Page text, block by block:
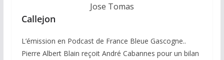
Jose Tomas
Callejon
L’émission en Podcast de France Bleue Gascogne..
Pierre Albert Blain reçoit André Cabannes pour un bilan